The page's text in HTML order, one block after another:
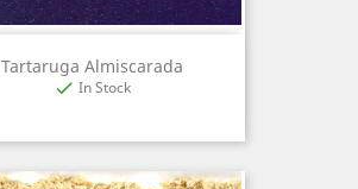
Tartaruga Almiscarada
 In Stock